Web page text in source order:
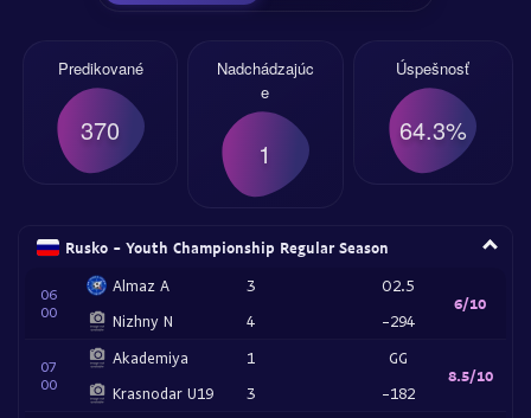
Predikované
370
Nadchádzajúc
e
1
Úspešnosť
64.3%
Rusko - Youth Championship Regular Season
06
00
Almaz A
Nizhny N
3
4
O2.5
-294
6/10
07
00
Akademiya
Krasnodar U19
1
3
GG
-182
8.5/10